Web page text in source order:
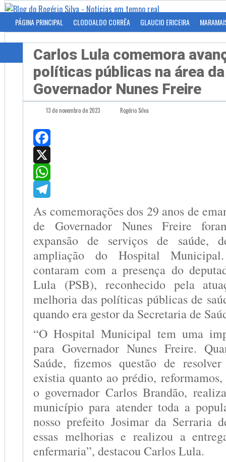
PÁGINA PRINCIPAL CLODOALDO CORRÊA GLAUCIO ERICEIRA
Carlos Lula comemora
políticas públicas na área
Governador Nunes Freire
13 de novembro de 2023 Rogério Silva
Facebook
X
WhatsApp
Telegram
As comemorações dos 29 anos de
de Governador Nunes Freire
expansão de serviços de saúde,
ampliação do Hospital
contaram com a presença do
Lula (PSB), reconhecido pela
melhoria das políticas públicas de
quando era gestor da Secretaria de
“O Hospital Municipal tem uma
para Governador Nunes Freire.
Saúde, fizemos questão de
existia quanto ao prédio,
o governador Carlos Brandão,
município para atender toda a
nosso prefeito Josimar da Serraria
essas melhorias e realizou a
enfermaria”, destacou Carlos Lula.